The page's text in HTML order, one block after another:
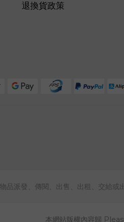
退換貨政策
品派發、傳閱、出售、出租、交給或
本網站版權內容歸